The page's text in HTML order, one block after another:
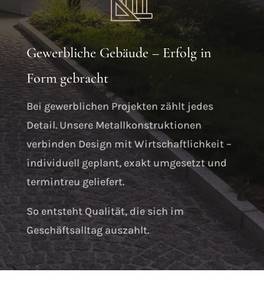
Gewerbliche Gebäude – Erfolg in
Form gebracht
Bei gewerblichen Projekten zählt jedes
Detail. Unsere Metallkonstruktionen
verbinden Design mit Wirtschaftlichkeit –
individuell geplant, exakt umgesetzt und
termintreu geliefert.
So entsteht Qualität, die sich im
Geschäftsalltag auszahlt.